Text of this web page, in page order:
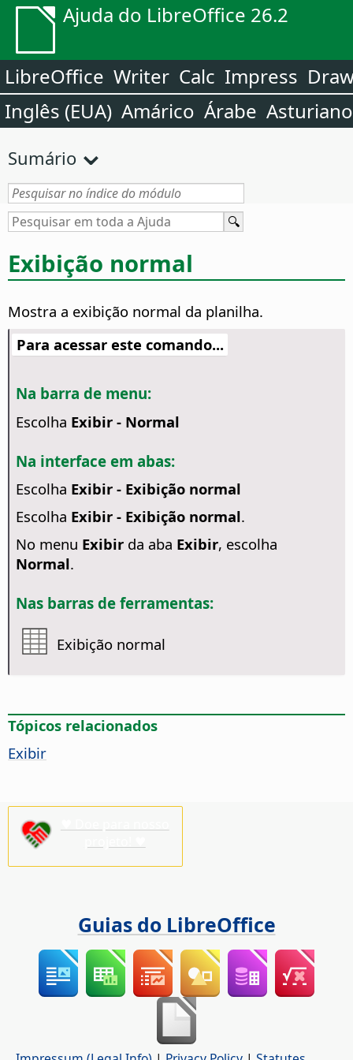
Ajuda do LibreOffice 26.2
LibreOffice Writer Calc Impress
Inglês (EUA) Amárico Árabe Asturiano
Sumário
Exibição normal
Mostra a exibição normal da planilha.
Para acessar este comando...
Na barra de menu:
Escolha Exibir - Normal
Na interface em abas:
Escolha Exibir - Exibição normal
Escolha Exibir - Exibição normal.
No menu Exibirda aba Exibir, escolha
Normal.
Nas barras de ferramentas:
Exibição normal
Tópicos relacionados
Exibir
Guias do LibreOffice